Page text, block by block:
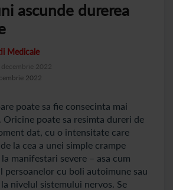
ascunde durerea
Medicale
2022
2022
poate sa fie consecinta mai
poate sa resimta dureri de
dat, cu o intensitate care
la cea a unei simple crampe
manifestari severe – asa cum
persoanelor cu boli autoimune sau
nivelul sistemului nervos. Se